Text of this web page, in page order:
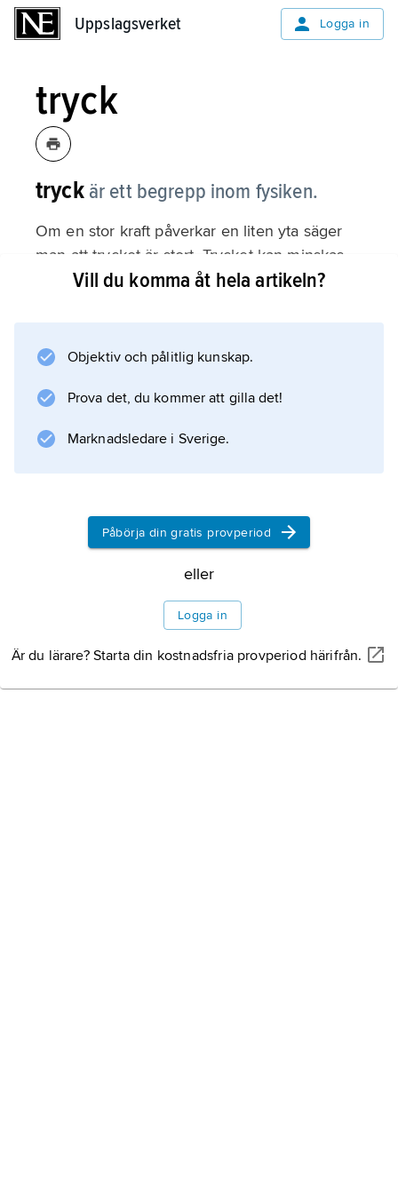
Uppslagsverket Logga in
tryck
tryck är ett begrepp inom fysiken.
Om en stor kraft påverkar en liten yta säger
man att trycket är stort. Trycket kan minskas
genom att man gör kraften mindre eller ytan
Information om artikeln
Vill du komma åt hela artikeln?
Objektiv och pålitlig kunskap.
Prova det, du kommer att gilla det!
Marknadsledare i Sverige.
Påbörja din gratis provperiod
eller
Logga in
Är du lärare? Starta din kostnadsfria provperiod härifrån.